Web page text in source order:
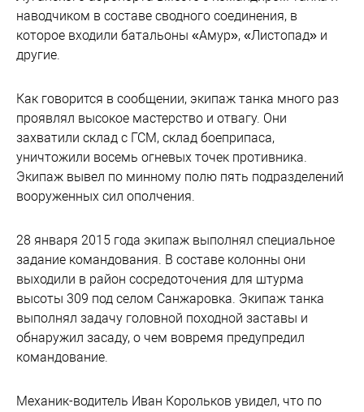
наводчиком в составе сводного соединения, в
которое входили батальоны «Амур», «Листопад» и
другие.
Как говорится в сообщении, экипаж танка много раз
проявлял высокое мастерство и отвагу. Они
захватили склад с ГСМ, склад боеприпаса,
уничтожили восемь огневых точек противника.
Экипаж вывел по минному полю пять подразделений
вооруженных сил ополчения.
28 января 2015 года экипаж выполнял специальное
задание командования. В составе колонны они
выходили в район сосредоточения для штурма
высоты 309 под селом Санжаровка. Экипаж танка
выполнял задачу головной походной заставы и
обнаружил засаду, о чем вовремя предупредил
командование.
Механик-водитель Иван Корольков увидел, что по